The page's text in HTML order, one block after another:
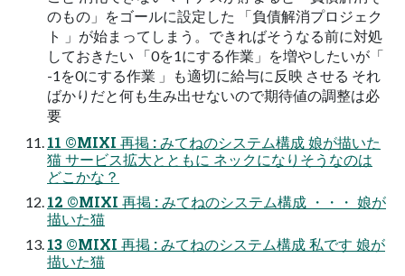
のもの」をゴールに設定した 「負債解消プロジェク
ト 」が始まってしまう。できればそうなる前に対処
しておきたい 「0を1にする作業」を増やしたいが「
-1を0にする作業 」も適切に給与に反映 させる それ
ばかりだと何も生み出せないので期待値の調整は必
要
11 ©MIXI 再掲 : みてねのシステム構成 娘が描いた
猫 サービス拡大とともに ネックになりそうなのは
どこかな？
12 ©MIXI 再掲 : みてねのシステム構成 ・・・ 娘が
描いた猫
13 ©MIXI 再掲 : みてねのシステム構成 私です 娘が
描いた猫